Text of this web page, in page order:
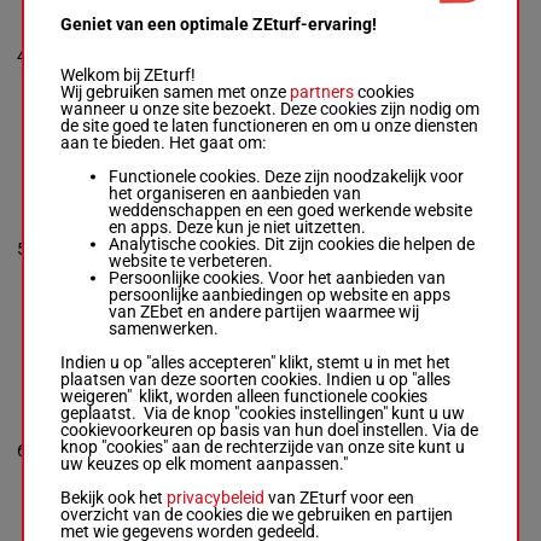
4
Crastus A.
4p (25) 4p 8p 2p
3p 5p 3p 3p 3p
(24) 8p 2p 1p
4p (25)
4p 8p 2p
2p 1p
5
BLU METAL
-
Pecoraro S.
H/7 -56
5p 2p 5p (25) 5p
3p 13p 10p 2p 2p
H/7 56 kg
5p 2p 5p
(25) 5p
3p 13p
10p 2p
2p 2p 2p
2p
3
6
KOUTSOUNAKOS
Pacaut Mme Cor.
Lanslots Mme
Box: 4 -R/11 -
54.5 kg
5p 1p 2p 3p 10p
9p 4p 12p 10p
R/11 54.5
kg
13p (25)
1p 1p 5p
1p 2p 3p
10p 9p
4p 12p
10p
4
Geniet van een optimale ZEturf-ervaring!
Welkom bij ZEturf!
Wij gebruiken samen met onze partnerscookies
wanneer u onze site bezoekt. Deze cookies zijn nodig om
de site goed te laten functioneren en om u onze diensten
aan te bieden. Het gaat om:
Functionele cookies. Deze zijn noodzakelijk voor
het organiseren en aanbieden van
weddenschappen en een goed werkende website
en apps. Deze kun je niet uitzetten.
Analytische cookies. Dit zijn cookies die helpen de
website te verbeteren.
Persoonlijke cookies. Voor het aanbieden van
persoonlijke aanbiedingen op website en apps
van ZEbet en andere partijen waarmee wij
samenwerken.
Indien u op "alles accepteren" klikt, stemt u in met het
plaatsen van deze soorten cookies. Indien u op "alles
weigeren" klikt, worden alleen functionele cookies
geplaatst. Via de knop "cookies instellingen" kunt u uw
cookievoorkeuren op basis van hun doel instellen. Via de
knop "cookies" aan de rechterzijde van onze site kunt u
uw keuzes op elk moment aanpassen."
Bekijk ook het privacybeleid van ZEturf voor een
overzicht van de cookies die we gebruiken en partijen
met wie gegevens worden gedeeld.